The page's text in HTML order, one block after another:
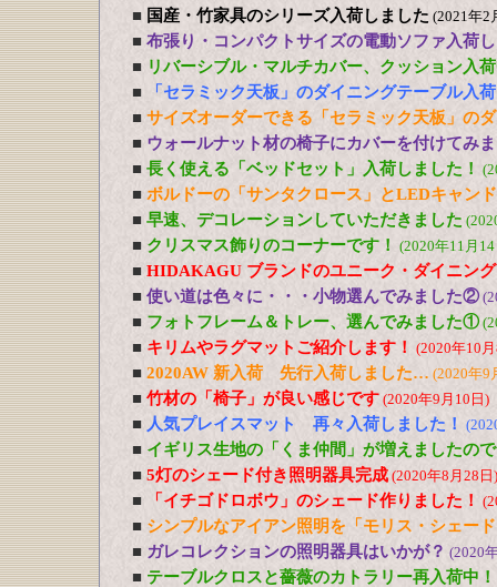
■ 国産・竹家具のシリーズ入荷しました (2021年2
■ 布張り・コンパクトサイズの電動ソファ入荷
■ リバーシブル・マルチカバー、クッション入
■
「セラミック天板」のダイニングテーブル入
■ サイズオーダーできる「セラミック天板」の
■ ウォールナット材の椅子にカバーを付けてみ
■ 長く使える「ベッドセット」入荷しました！
■ ボルドーの「サンタクロース」とLEDキャン
■ 早速、デコレーションしていただきました
■ クリスマス飾りのコーナーです！ (2020年11月
■ HIDAKAGU ブランドのユニーク・ダイニン
■ 使い道は色々に・・・小物選んでみました②
■ フォトフレーム＆トレー、選んでみました①
■ キリムやラグマットご紹介します！ (2020年10
■ 2020AW 新入荷 先行入荷しました… (2020年9
■ 竹材の「椅子」が良い感じです (2020年9月10日)
■ 人気プレイスマット 再々入荷しました！
■ イギリス生地の「くま仲間」が増えましたの
■ 5灯のシェード付き照明器具完成 (2020年8月28日)
■ 「イチゴドロボウ」のシェード作りました！
■ シンプルなアイアン照明を「モリス・シェー
■ ガレコレクションの照明器具はいかが？ (2020
■ テーブルクロスと薔薇のカトラリー再入荷中！